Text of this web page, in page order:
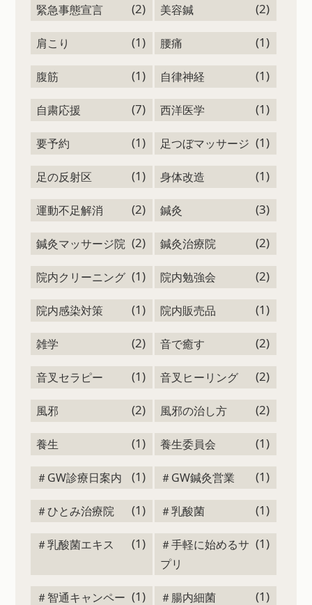
緊急事態宣言 (2) 美容鍼 (2)
肩こり (1) 腰痛 (1)
腹筋 (1) 自律神経 (1)
自粛応援 (7) 西洋医学 (1)
要予約 (1) 足つぼマッサージ (1)
足の反射区 (1) 身体改造 (1)
運動不足解消 (2) 鍼灸 (3)
鍼灸マッサージ院 (2) 鍼灸治療院 (2)
院内クリーニング (1) 院内勉強会 (2)
院内感染対策 (1) 院内販売品 (1)
雑学 (2) 音で癒す (2)
音叉セラピー (1) 音叉ヒーリング (2)
風邪 (2) 風邪の治し方 (2)
養生 (1) 養生委員会 (1)
＃GW診療日案内 (1) ＃GW鍼灸営業 (1)
＃ひとみ治療院 (1) ＃乳酸菌 (1)
＃乳酸菌エキス (1)
＃手軽に始めるサ
プリ
(1)
＃智通キャンペー (1) ＃腸内細菌 (1)